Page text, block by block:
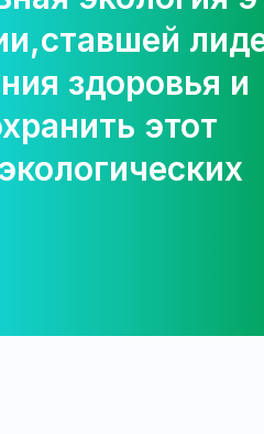
здоровья и
этот